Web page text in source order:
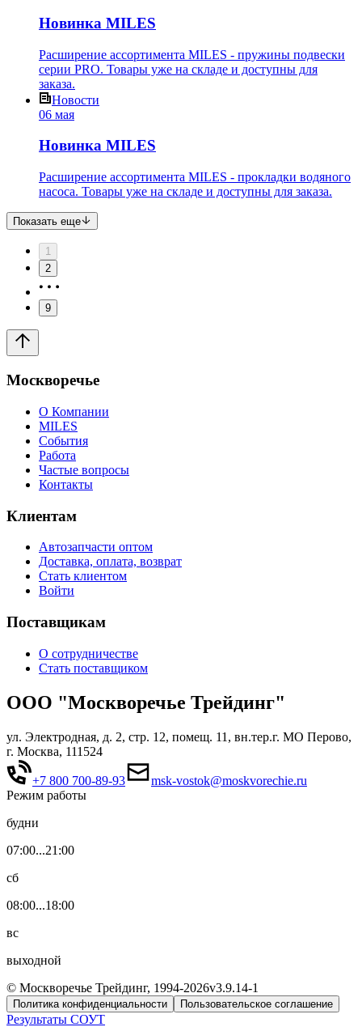
Новинка MILES
Расширение ассортимента MILES - пружины подвески
серии PRO. Товары уже на складе и доступны для
заказа.
Новости
06 мая
Новинка MILES
Расширение ассортимента MILES - прокладки водяного
насоса. Товары уже на складе и доступны для заказа.
Показать еще
1
2
9
Москворечье
О Компании
MILES
События
Работа
Частые вопросы
Контакты
Клиентам
Автозапчасти оптом
Доставка, оплата, возврат
Стать клиентом
Войти
Поставщикам
О сотрудничестве
Стать поставщиком
ООО "Москворечье Трейдинг"
ул. Электродная, д. 2, стр. 12, помещ. 11, вн.тер.г. МО Перово,
г. Москва, 111524
+7 800 700-89-93
msk-vostok@moskvorechie.ru
Режим работы
будни
07:00...21:00
сб
08:00...18:00
вс
выходной
© Москворечье Трейдинг, 1994-2026v3.9.14-1
Политика конфиденциальности Пользовательское соглашение
Результаты СОУТ